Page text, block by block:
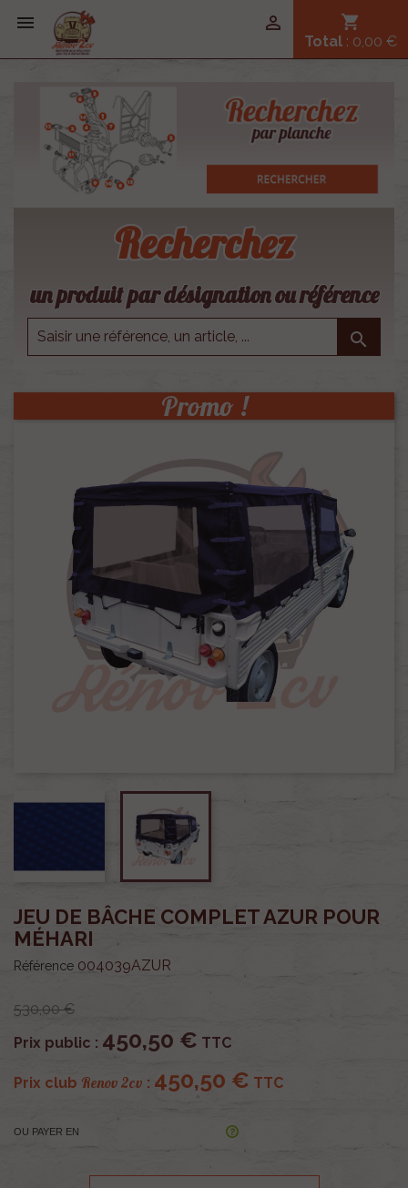
 shopping_cart
Total : 0,00 €

Recherchez
un produit par désignation ou référence

Promo !
JEU DE BÂCHE COMPLET AZUR POUR
MÉHARI
Référence 004039AZUR
530,00 €
Prix public : 450,50 € TTC
Prix club Renov 2cv : 450,50 € TTC
OU PAYER EN